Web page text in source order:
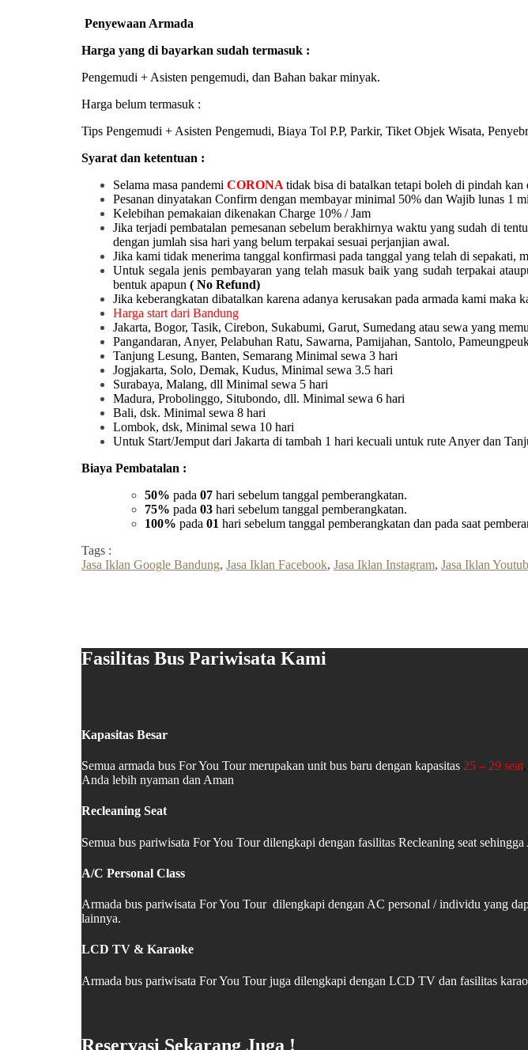
Penyewaan Armada
Harga yang di bayarkan sudah termasuk :
Pengemudi + Asisten pengemudi, dan Bahan bakar minyak.
Harga belum termasuk :
Tips Pengemudi + Asisten Pengemudi, Biaya Tol P.P, Parkir, Tiket Objek Wisata,
Syarat dan ketentuan :
Selama masa pandemi CORONA tidak bisa di batalkan tetapi boleh di pindah kan
Pesanan dinyatakan Confirm dengan membayar minimal 50% dan Wajib lunas 1
Kelebihan pemakaian dikenakan Charge 10% / Jam
Jika terjadi pembatalan pemesanan sebelum berakhirnya waktu yang sudah di
dengan jumlah sisa hari yang belum terpakai sesuai perjanjian awal.
Jika kami tidak menerima tanggal konfirmasi pada tanggal yang telah di sepakati,
Untuk segala jenis pembayaran yang telah masuk baik yang sudah terpakai
bentuk apapun ( No Refund)
Jika keberangkatan dibatalkan karena adanya kerusakan pada armada kami
Harga start dari Bandung
Jakarta, Bogor, Tasik, Cirebon, Sukabumi, Garut, Sumedang atau sewa yang
Pangandaran, Anyer, Pelabuhan Ratu, Sawarna, Pamijahan, Santolo,
Tanjung Lesung, Banten, Semarang Minimal sewa 3 hari
Jogjakarta, Solo, Demak, Kudus, Minimal sewa 3.5 hari
Surabaya, Malang, dll Minimal sewa 5 hari
Madura, Probolinggo, Situbondo, dll. Minimal sewa 6 hari
Bali, dsk. Minimal sewa 8 hari
Lombok, dsk, Minimal sewa 10 hari
Untuk Start/Jemput dari Jakarta di tambah 1 hari kecuali untuk rute Anyer dan
Biaya Pembatalan :
50% pada 07 hari sebelum tanggal pemberangkatan.
75% pada 03 hari sebelum tanggal pemberangkatan.
100% pada 01 hari sebelum tanggal pemberangkatan dan pada saat
Tags :
Jasa Iklan Google Bandung, Jasa Iklan Facebook, Jasa Iklan Instagram, Jasa Iklan
Fasilitas Bus Pariwisata Kami
Kapasitas Besar
Semua armada bus For You Tour merupakan unit bus baru dengan kapasitas 25 – 29 seat,
Anda lebih nyaman dan Aman
Recleaning Seat
Semua bus pariwisata For You Tour dilengkapi dengan fasilitas Recleaning seat
A/C Personal Class
Armada bus pariwisata For You Tour dilengkapi dengan AC personal / individu yang
lainnya.
LCD TV & Karaoke
Armada bus pariwisata For You Tour juga dilengkapi dengan LCD TV dan fasilitas
Reservasi Sekarang Juga !